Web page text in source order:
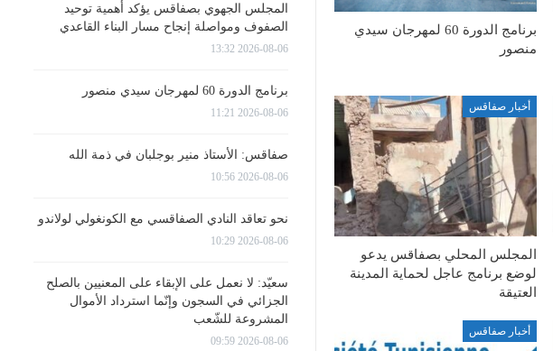
برنامج الدورة 60 لمهرجان سيدي
منصور
أخبار صفاقس
المجلس المحلي بصفاقس يدعو
لوضع برنامج عاجل لحماية المدينة
العتيقة
أخبار صفاقس
المجلس الجهوي بصفاقس يؤكد أهمية توحيد
الصفوف ومواصلة إنجاح مسار البناء القاعدي
2026-08-06 13:32
برنامج الدورة 60 لمهرجان سيدي منصور
2026-08-06 11:21
صفاقس: الأستاذ منير بوجلبان في ذمة الله
2026-08-06 10:56
نحو تعاقد النادي الصفاقسي مع الكونغولي لولاندو
2026-08-06 10:29
سعيّد: لا نعمل على الإبقاء على المعنيين بالصلح
الجزائي في السجون وإنّما استرداد الأموال
المشروعة للشّعب
2026-08-06 09:59